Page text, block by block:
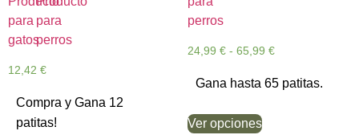
12,42 €
Compra y Gana 12
patitas!
24,99 € - 65,99 €
Gana hasta 65 patitas.
Ver opciones